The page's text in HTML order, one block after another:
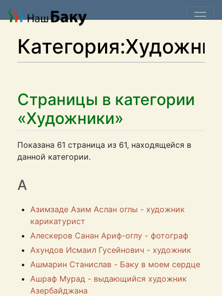
Страницы в категории
«Художники»
Показана 61 страница из 61, находящейся в
данной категории.
А
Азимзаде Азим Аслан оглы - художник
карикатурист
Алескеров Санан Ариф-оглу - фотограф
Ахундов Исмаил Гусейнович - художник
Ашмарин Станислав - Баку в моем сердце
Ашраф Мурад - выдающийся художник
Азербайджана